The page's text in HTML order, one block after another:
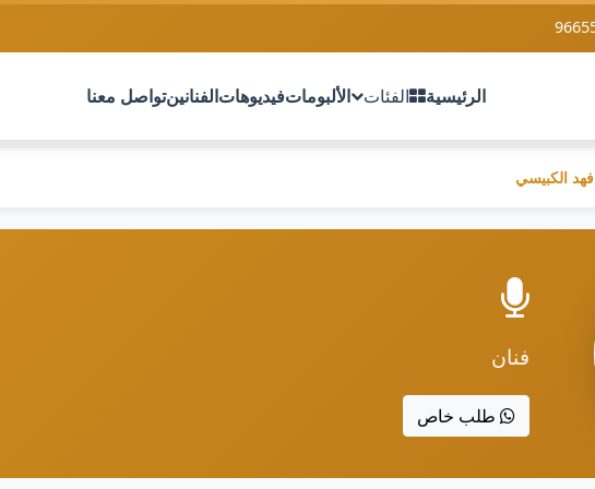
الرئيسية الفئات الألبوماتفيديوهاتالفنانينتواصل معنا
فهد الكبيسي
فنان
طلب خاص